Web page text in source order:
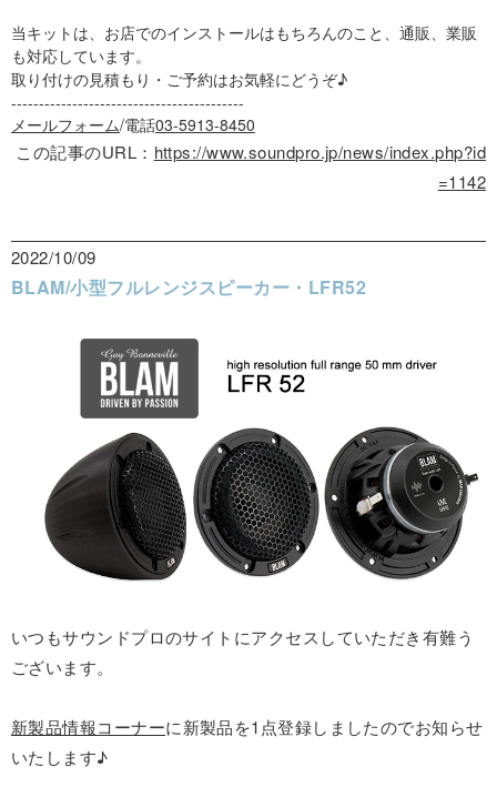
当キットは、お店でのインストールはもちろんのこと、通販、業販
も対応しています。
取り付けの見積もり・ご予約はお気軽にどうぞ♪
------------------------------------------
メールフォーム/電話03-5913-8450
この記事のURL： https://www.soundpro.jp/news/index.php?id
=1142
2022/10/09
BLAM/小型フルレンジスピーカー・LFR52
いつもサウンドプロのサイトにアクセスしていただき有難う
ございます。
新製品情報コーナーに新製品を1点登録しましたのでお知らせ
いたします♪